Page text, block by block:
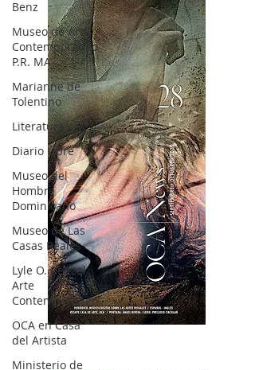
Benz
Museo de Arte
Contemporáneo
P.R. MA
Marianne de
Tolentino
Literatura
Diario Libre
Museo del
Hombre
Dominicano
Museo de Las
Casas Reales
Lyle O. Reitzel
Arte
Contemporáneo
OCA en Casa
del Artista
Ministerio de
OCA|News 28 / Julio-Agosto-Septiembre, 2023